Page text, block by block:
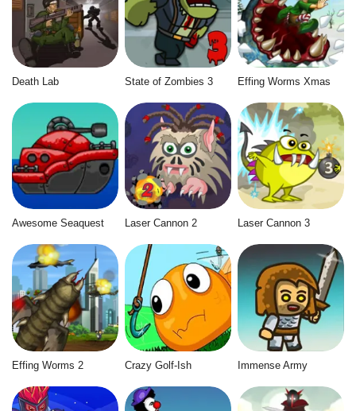
Death Lab State of Zombies 3 Effing Worms Xmas
Awesome Seaquest Laser Cannon 2 Laser Cannon 3
Effing Worms 2 Crazy Golf-Ish Immense Army